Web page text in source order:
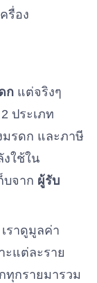
รื่อง
ก แต่จริงๆ
ประเภท
มรดก และภาษี
ใช้ใน
บจาก ผู้รับ
ราดูมูลค่า
ะแต่ละราย
ทุกรายมารวม